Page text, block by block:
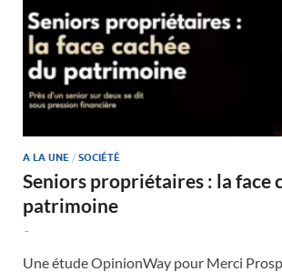
A LA UNE / SOCIÉTÉ
Seniors propriétaires : la face
patrimoine
-
Une étude OpinionWay pour Merci